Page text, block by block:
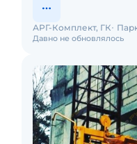
Давно не обновлялось
АРГ-Комплект, ГК